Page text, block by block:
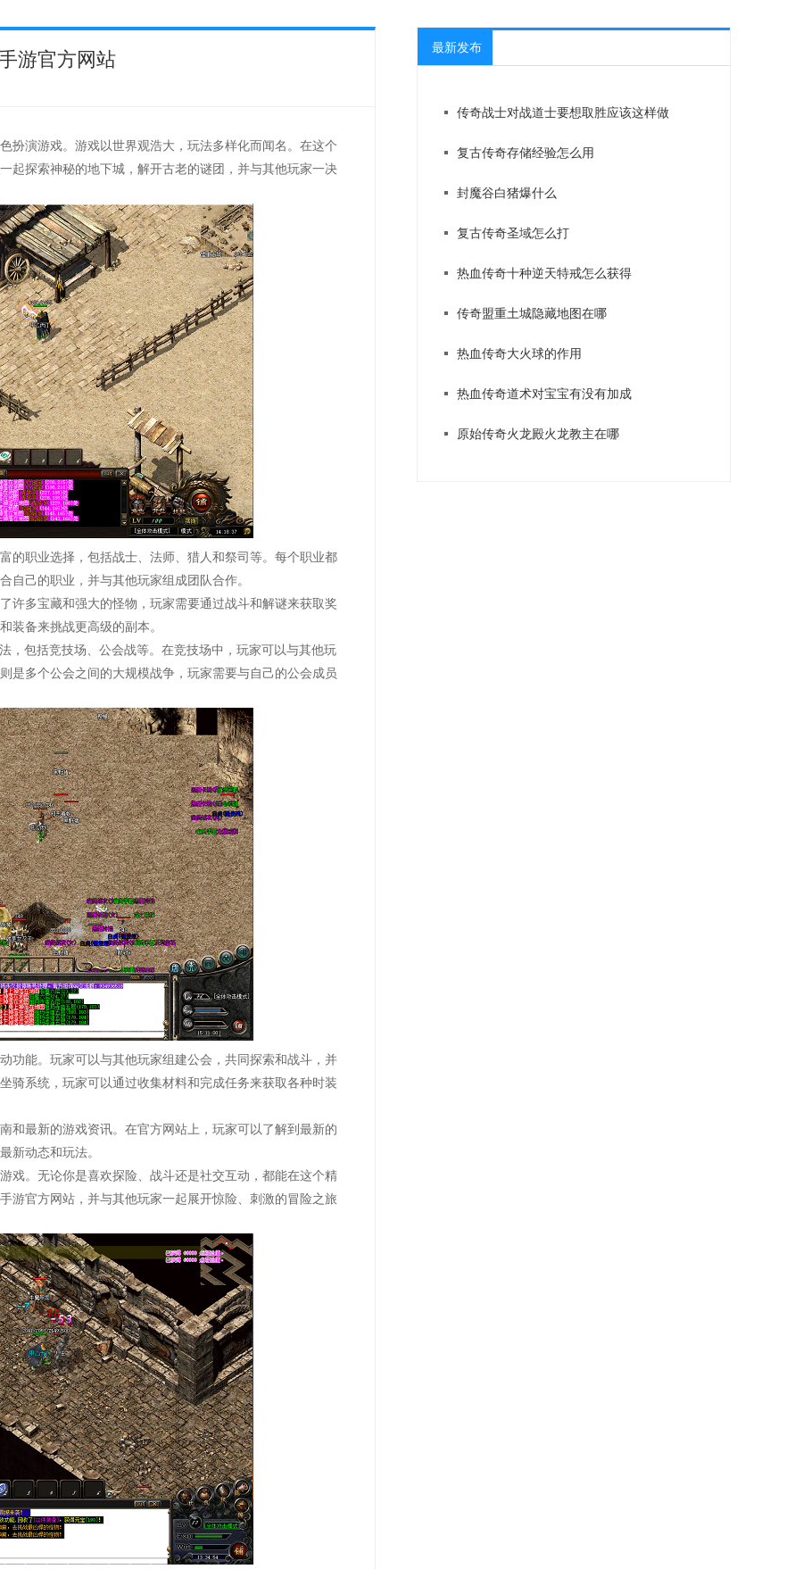
游官方网站
扮演游戏。游戏以世界观浩大，玩法多样化而闻名。在这个
起探索神秘的地下城，解开古老的谜团，并与其他玩家一决
的职业选择，包括战士、法师、猎人和祭司等。每个职业都
自己的职业，并与其他玩家组成团队合作。
许多宝藏和强大的怪物，玩家需要通过战斗和解谜来获取奖
装备来挑战更高级的副本。
，包括竞技场、公会战等。在竞技场中，玩家可以与其他玩
是多个公会之间的大规模战争，玩家需要与自己的公会成员
功能。玩家可以与其他玩家组建公会，共同探索和战斗，并
骑系统，玩家可以通过收集材料和完成任务来获取各种时装
和最新的游戏资讯。在官方网站上，玩家可以了解到最新的
新动态和玩法。
戏。无论你是喜欢探险、战斗还是社交互动，都能在这个精
游官方网站，并与其他玩家一起展开惊险、刺激的冒险之旅
最新发布
传奇战士对战道士要想取胜应该这样做
复古传奇存储经验怎么用
封魔谷白猪爆什么
复古传奇圣域怎么打
热血传奇十种逆天特戒怎么获得
传奇盟重土城隐藏地图在哪
热血传奇大火球的作用
热血传奇道术对宝宝有没有加成
原始传奇火龙殿火龙教主在哪